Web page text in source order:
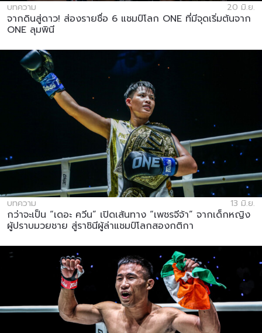
บทความ 20 มิ.ย.
จากดินสู่ดาว! ส่องรายชื่อ 6 แชมป์โลก ONE ที่มีจุดเริ่มต้นจาก
ONE ลุมพินี
บทความ 13 มิ.ย.
กว่าจะเป็น “เดอะ ควีน” เปิดเส้นทาง “เพชรจีจ้า” จากเด็กหญิง
ผู้ปราบมวยชาย สู่ราชินีผู้ล่าแชมป์โลกสองกติกา